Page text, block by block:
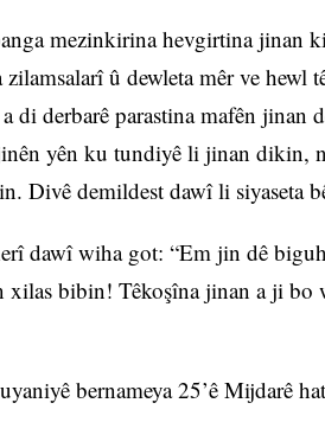
mezinkirina hevgirtina jinan
zilamsalarî û dewleta mêr ve
di derbarê parastina mafên
yên ku tundiyê li jinan dikin,
Divê demildest dawî li siyaseta
dawî wiha got: “Em jin dê
xilas bibin! Têkoşîna jinan a ji bo
bernameya 25’ê Mijdarê